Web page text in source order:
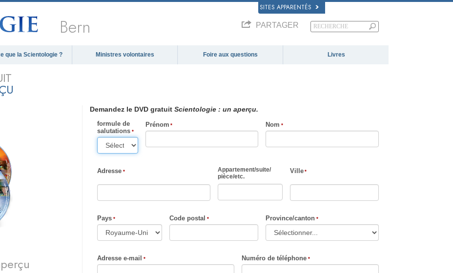
SITES APPARENTÉS
Bern PARTAGER
que la Scientologie ? Ministres volontaires Foire aux questions Livres
Demandez le DVD gratuitScientologie : un aperçu.
formule de
salutations
Prénom Nom
Adresse Appartement/suite/
pièce/etc.
Ville
Pays Code postal Province/canton
Adresse e-mail Numéro de téléphone